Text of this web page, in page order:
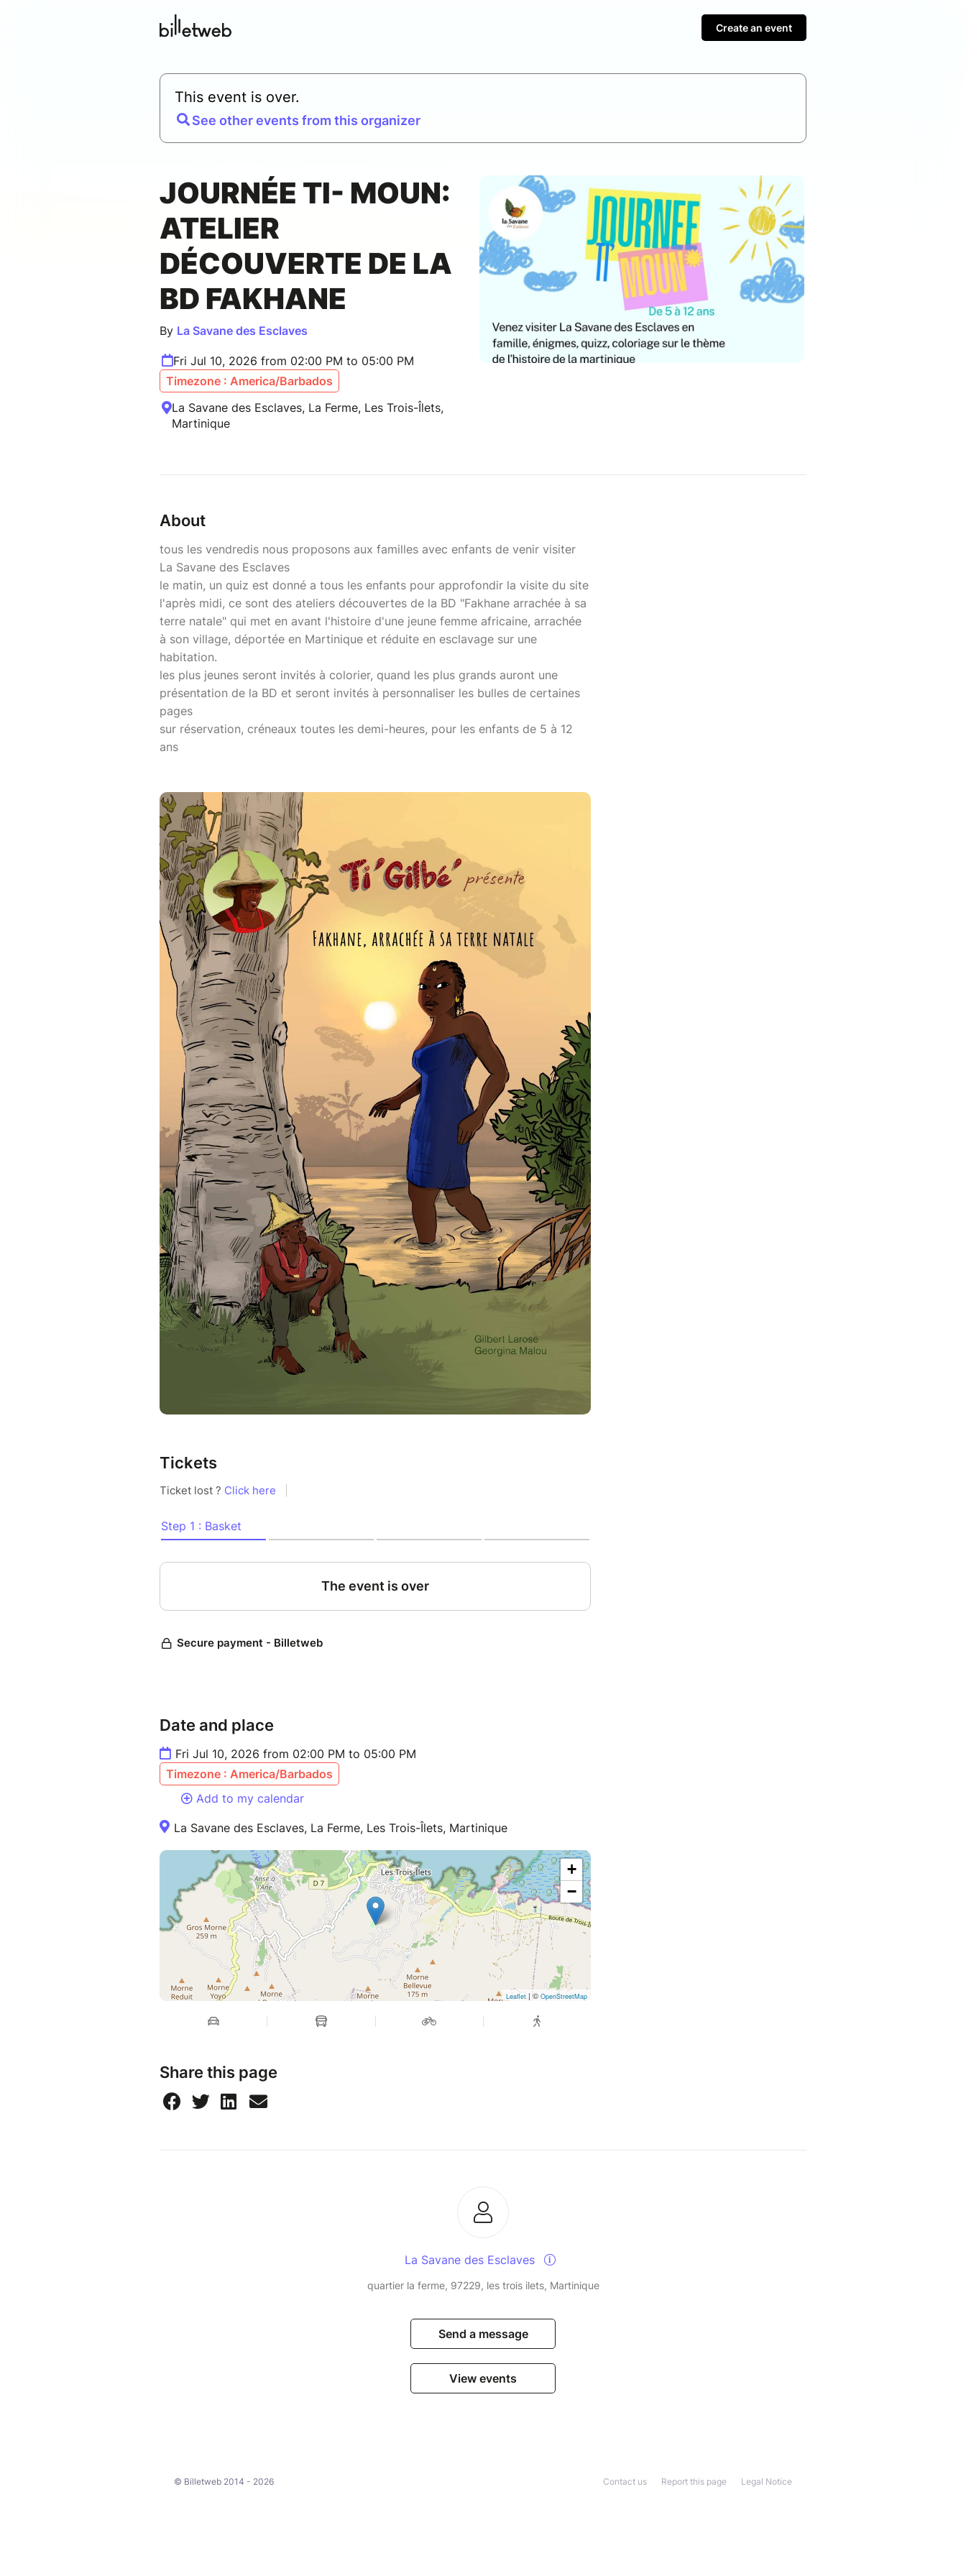
Create an event
This event is over.
See other events from this organizer
JOURNÉE TI- MOUN:
ATELIER
DÉCOUVERTE DE LA
BD FAKHANE
By La Savane des Esclaves
Fri Jul 10, 2026 from 02:00 PM to 05:00 PM
Timezone : America/Barbados
La Savane des Esclaves, La Ferme, Les Trois-Îlets,
Martinique
About
tous les vendredis nous proposons aux familles avec enfants de venir visiter
La Savane des Esclaves
le matin, un quiz est donné a tous les enfants pour approfondir la visite du site
l'après midi, ce sont des ateliers découvertes de la BD "Fakhane arrachée à sa
terre natale" qui met en avant l'histoire d'une jeune femme africaine, arrachée
à son village, déportée en Martinique et réduite en esclavage sur une
habitation.
les plus jeunes seront invités à colorier, quand les plus grands auront une
présentation de la BD et seront invités à personnaliser les bulles de certaines
pages
sur réservation, créneaux toutes les demi-heures, pour les enfants de 5 à 12
ans
Tickets
Date and place
Fri Jul 10, 2026 from 02:00 PM to 05:00 PM
Timezone : America/Barbados
Add to my calendar
La Savane des Esclaves, La Ferme, Les Trois-Îlets, Martinique
+
−
Leaflet | © OpenStreetMap
Share this page
La Savane des Esclaves
quartier la ferme, 97229, les trois ilets, Martinique
Send a message
View events
© Billetweb 2014 - 2026 Legal Notice
Report this page
Contact us